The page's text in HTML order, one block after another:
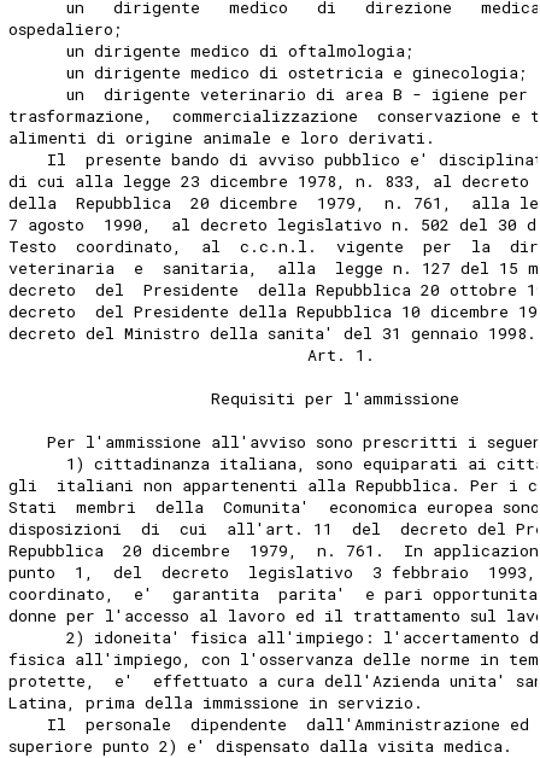
un   dirigente   medico   di   direzione
ospedaliero;
      un dirigente medico di oftalmologia;
      un dirigente medico di ostetricia e ginecologia;
un  dirigente veterinario di area B - igiene per
trasformazione,  commercializzazione  conservazione e
alimenti di origine animale e loro derivati.
Il  presente bando di avviso pubblico e'
di cui alla legge 23 dicembre 1978, n. 833, al decreto
della  Repubblica  20 dicembre  1979,  n. 761,  alla
7 agosto  1990,  al decreto legislativo n. 502 del 30
Testo  coordinato,  al  c.c.n.l.  vigente  per  la
veterinaria  e  sanitaria,  alla  legge n. 127 del 15
decreto  del  Presidente  della Repubblica 20 ottobre
decreto  del Presidente della Repubblica 10 dicembre
decreto del Ministro della sanita' del 31 gennaio 1998.
                               Art. 1.
                     Requisiti per l'ammissione
Per l'ammissione all'avviso sono prescritti i
1) cittadinanza italiana, sono equiparati ai
gli  italiani non appartenenti alla Repubblica. Per i
Stati  membri  della  Comunita'  economica europea
disposizioni  di  cui  all'art. 11  del  decreto del
Repubblica  20 dicembre  1979,  n. 761.  In
punto  1,  del  decreto  legislativo  3 febbraio
coordinato,  e'  garantita  parita'  e pari
donne per l'accesso al lavoro ed il trattamento sul
2) idoneita' fisica all'impiego: l'accertamento
fisica all'impiego, con l'osservanza delle norme in
protette,  e'  effettuato a cura dell'Azienda unita'
Latina, prima della immissione in servizio.
Il  personale  dipendente  dall'Amministrazione ed
superiore punto 2) e' dispensato dalla visita medica.